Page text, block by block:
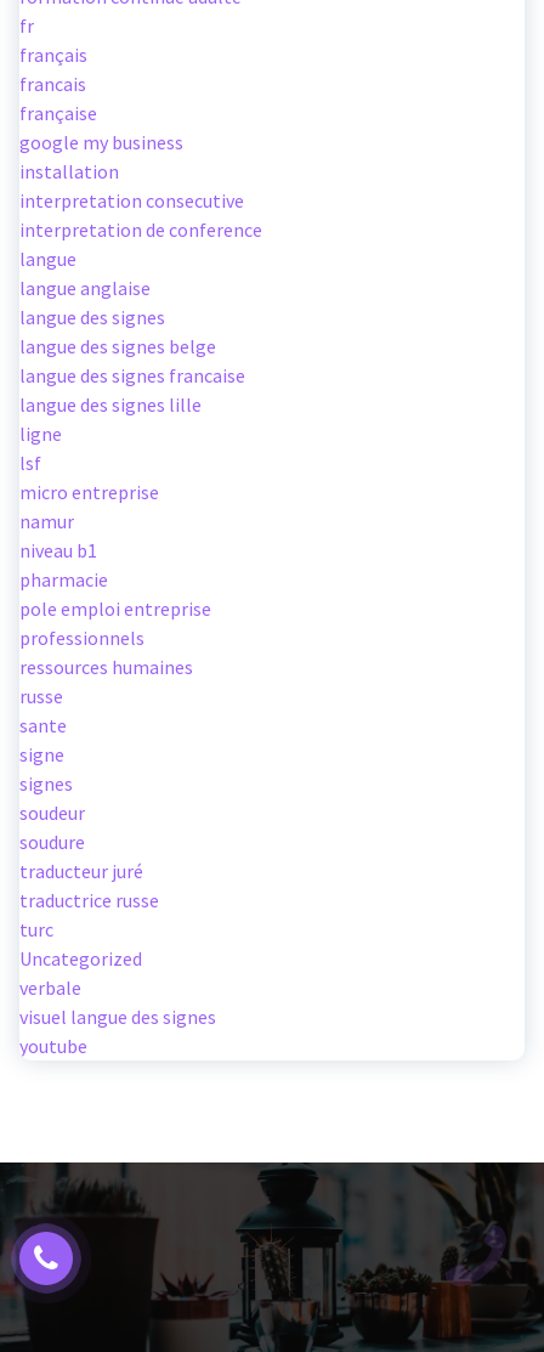
fr
français
francais
française
google my business
installation
interpretation consecutive
interpretation de conference
langue
langue anglaise
langue des signes
langue des signes belge
langue des signes francaise
langue des signes lille
ligne
lsf
micro entreprise
namur
niveau b1
pharmacie
pole emploi entreprise
professionnels
ressources humaines
russe
sante
signe
signes
soudeur
soudure
traducteur juré
traductrice russe
turc
Uncategorized
verbale
visuel langue des signes
youtube